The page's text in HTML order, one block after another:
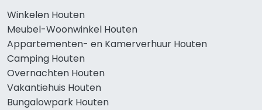
Winkelen Houten
Meubel-Woonwinkel Houten
Appartementen- en Kamerverhuur Houten
Camping Houten
Overnachten Houten
Vakantiehuis Houten
Bungalowpark Houten